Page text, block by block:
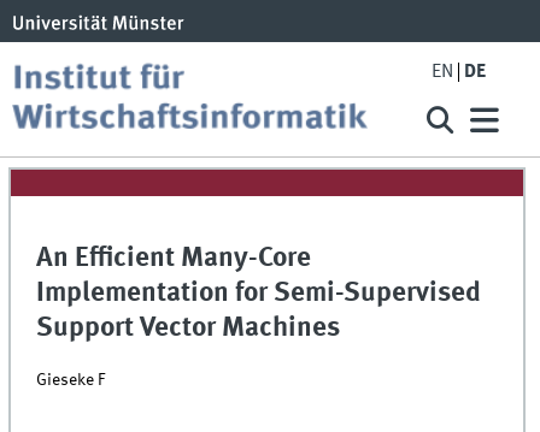
EN DE
An Efficient Many-Core
Implementation for Semi-Supervised
Support Vector Machines
Gieseke F